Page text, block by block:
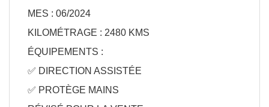
MES : 06/2024
KILOMÉTRAGE : 2480 KMS
ÉQUIPEMENTS :
✅ DIRECTION ASSISTÉE
✅ PROTÈGE MAINS